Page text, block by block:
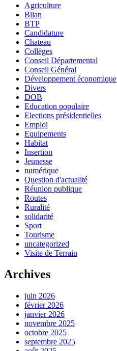
Agriculture
Bilan
BTP
Candidature
Chateau
Collèges
Conseil Départemental
Conseil Général
Développement économique
Divers
DOB
Education populaire
Elections présidentielles
Emploi
Equipements
Habitat
Insertion
Jeunesse
numérique
Question d'actualité
Réunion publique
Routes
Ruralité
solidarité
Sport
Tourisme
uncategorized
Visite de Terrain
Archives
juin 2026
février 2026
janvier 2026
novembre 2025
octobre 2025
septembre 2025